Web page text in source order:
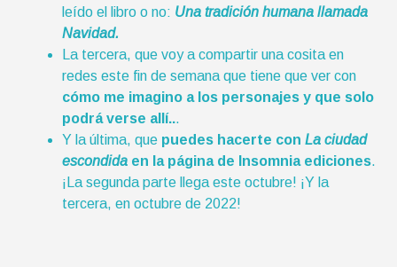
leído el libro o no: Una tradición humana llamada
Navidad.
La tercera, que voy a compartir una cosita en
redes este fin de semana que tiene que ver con
cómo me imagino a los personajes y que solo
podrá verse allí...
Y la última, que puedes hacerte con La ciudad
escondida en la página de Insomnia ediciones.
¡La segunda parte llega este octubre! ¡Y la
tercera, en octubre de 2022!